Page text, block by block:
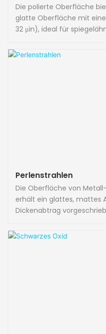
Die polierte Oberfläche
glatte Oberfläche mit
32 μin), ideal für
Perlenstrahlen
Die Oberfläche von
erhält ein glattes, mattes
Dickenabtrag